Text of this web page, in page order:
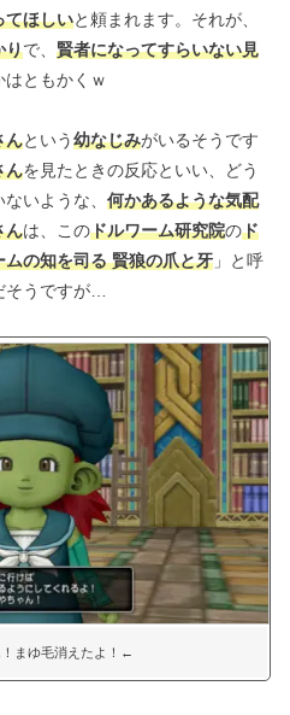
てほしいと頼まれます。それが、
りで、 賢者になってすらいない見
ともかくｗ
んという幼なじみがいるそうです
んを見たときの反応といい、どう
いような、 何かあるような気配
んは、このドルワーム研究院のド
ムの知を司る 賢狼の爪と牙 」と呼
そうですが…
まゆ毛消えたよ！←